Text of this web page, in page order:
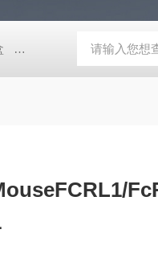
X8200二甲酚橙 63721-